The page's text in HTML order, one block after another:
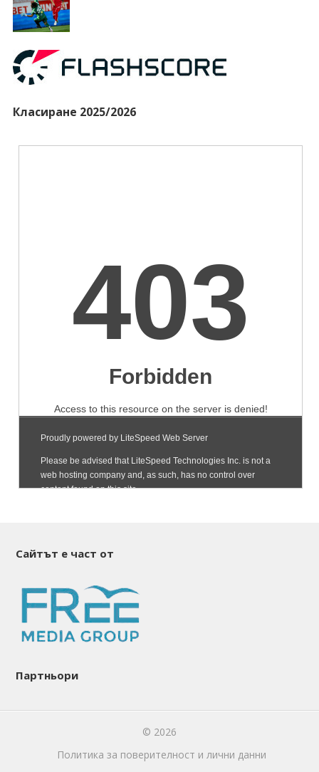
Класиране 2025/2026
Сайтът е част от
Партньори
© 2026
Политика за поверителност и лични данни